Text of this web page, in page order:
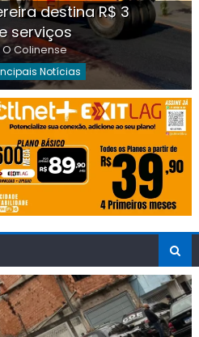
destina R$ 3
serviços
Author
O Colinense
Notícias